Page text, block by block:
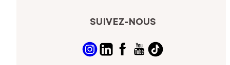
SUIVEZ-NOUS